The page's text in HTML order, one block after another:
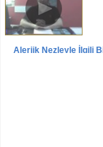
Alerjik Nezleyle İlgili